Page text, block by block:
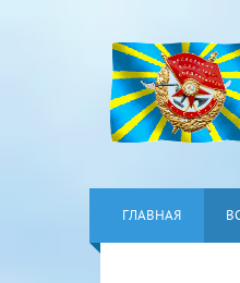
ГЛАВНАЯ